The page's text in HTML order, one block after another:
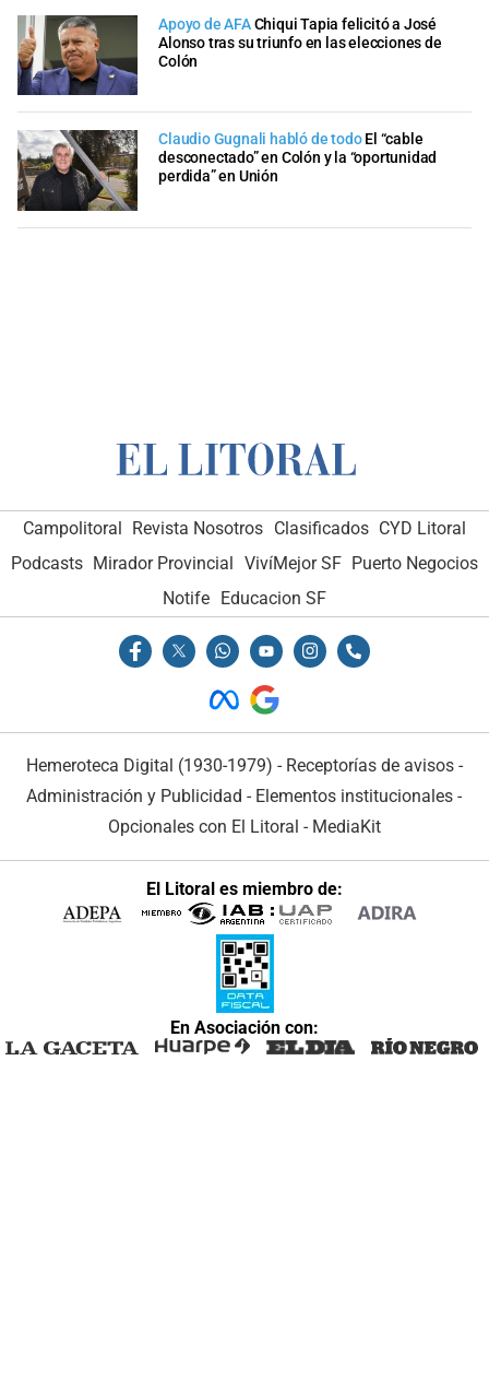
Apoyo de AFAChiqui Tapia felicitó a José
Alonso tras su triunfo en las elecciones de
Colón
Claudio Gugnali habló de todo El “cable
desconectado” en Colón y la “oportunidad
perdida” en Unión
Campolitoral Revista Nosotros Clasificados CYD Litoral
Podcasts Mirador Provincial VivíMejor SF Puerto Negocios
Notife Educacion SF
Hemeroteca Digital (1930-1979) - Receptorías de avisos -
Administración y Publicidad - Elementos institucionales -
Opcionales con El Litoral - MediaKit
El Litoral es miembro de:
En Asociación con: